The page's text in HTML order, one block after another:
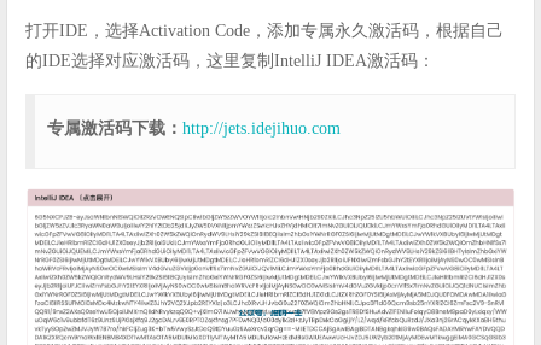
打开IDE，选择Activation Code，添加专属永久激活码，根据自己
的IDE选择对应激活码，这里复制IntelliJ IDEA激活码：
专属激活码下载： http://jets.idejihuo.com